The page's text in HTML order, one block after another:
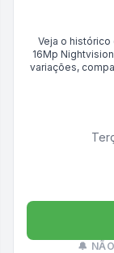
Veja o
16Mp
variações,
🔔